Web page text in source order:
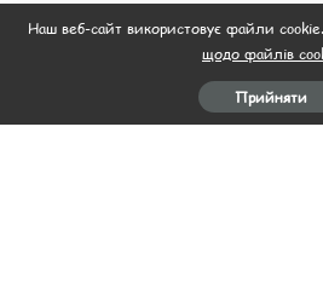
Наш веб-сайт використовує файли
щодо файлів
Прийняти